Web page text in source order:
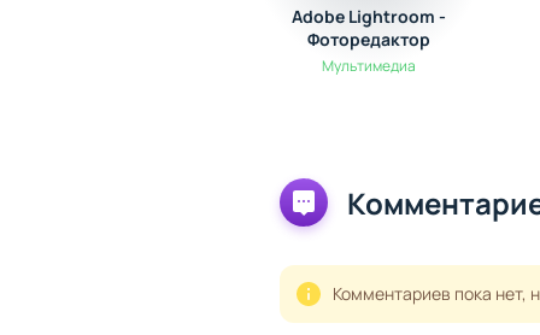
Adobe Lightroom -
Фоторедактор
Мультимедиа
Комментариев пока нет,